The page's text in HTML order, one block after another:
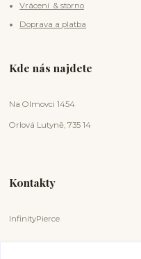
Vrácení & storno
Doprava a platba
Kde nás najdete
Na Olmovci 1454
Orlová Lutyně, 735 14
Kontakty
InfinityPierce